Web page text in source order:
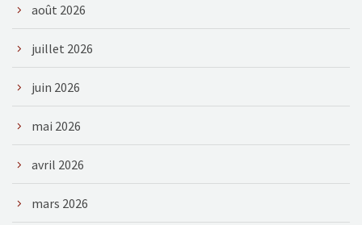
août 2026
juillet 2026
juin 2026
mai 2026
avril 2026
mars 2026